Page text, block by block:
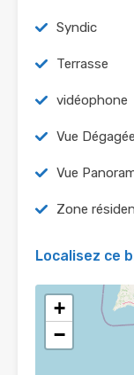
Syndic
Terrasse
vidéophone
Vue Dégagée
Vue
Zone
Localisez ce
+
−